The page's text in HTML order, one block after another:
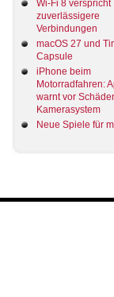
Wi-Fi 8 verspricht
zuverlässigere
Verbindungen
macOS 27 und
Capsule
iPhone beim
Motorradfahren:
warnt vor
Kamerasystem
Neue Spiele für